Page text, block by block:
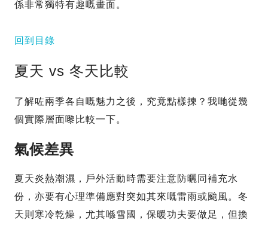
係非常獨特有趣嘅畫面。
回到目錄
夏天 vs 冬天比較
了解咗兩季各自嘅魅力之後，究竟點樣揀？我哋從幾
個實際層面嚟比較一下。
氣候差異
夏天炎熱潮濕，戶外活動時需要注意防曬同補充水
份，亦要有心理準備應對突如其來嘅雷雨或颱風。冬
天則寒冷乾燥，尤其喺雪國，保暖功夫要做足，但換